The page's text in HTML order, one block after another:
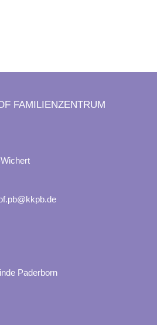
FAMILIENZENTRUM
Paderborn